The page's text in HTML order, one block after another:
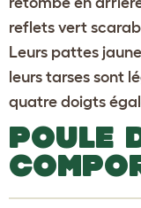
reflets vert
Leurs pattes
leurs tarses sont
quatre doigts
POULE